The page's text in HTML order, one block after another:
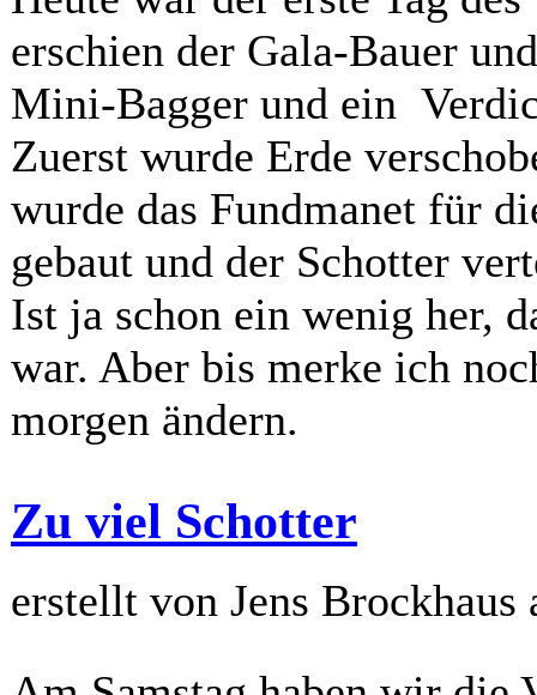
erschien der Gala-Bauer
Mini-Bagger und ein
Zuerst wurde Erde
wurde das Fundmanet für
gebaut und der Schotter
Ist ja schon ein wenig her,
war. Aber bis merke ich
morgen ändern.
Zu viel Schotter
erstellt von Jens Brockhaus